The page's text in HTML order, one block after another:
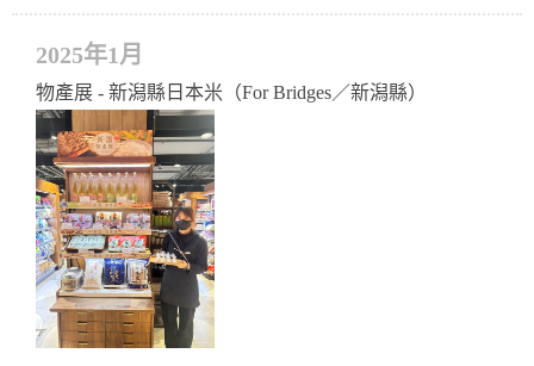
2025年1月
物產展 - 新潟縣日本米（For Bridges／新潟縣）